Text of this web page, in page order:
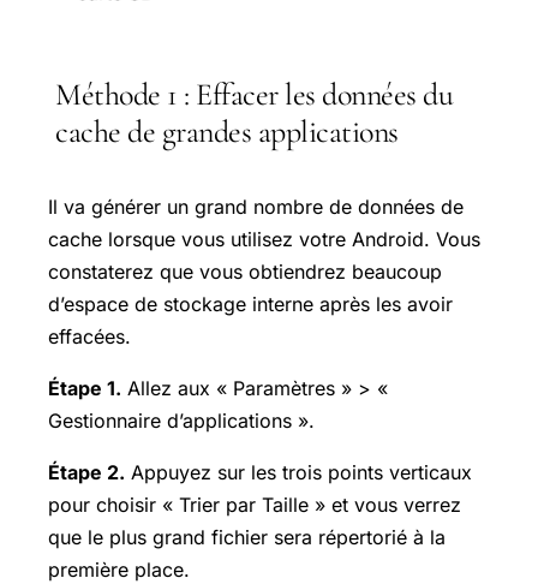
Méthode 1 : Effacer les données du
cache de grandes applications
Il va générer un grand nombre de données de
cache lorsque vous utilisez votre Android. Vous
constaterez que vous obtiendrez beaucoup
d’espace de stockage interne après les avoir
effacées.
Étape 1. Allez aux « Paramètres » > «
Gestionnaire d’applications ».
Étape 2. Appuyez sur les trois points verticaux
pour choisir « Trier par Taille » et vous verrez
que le plus grand fichier sera répertorié à la
première place.